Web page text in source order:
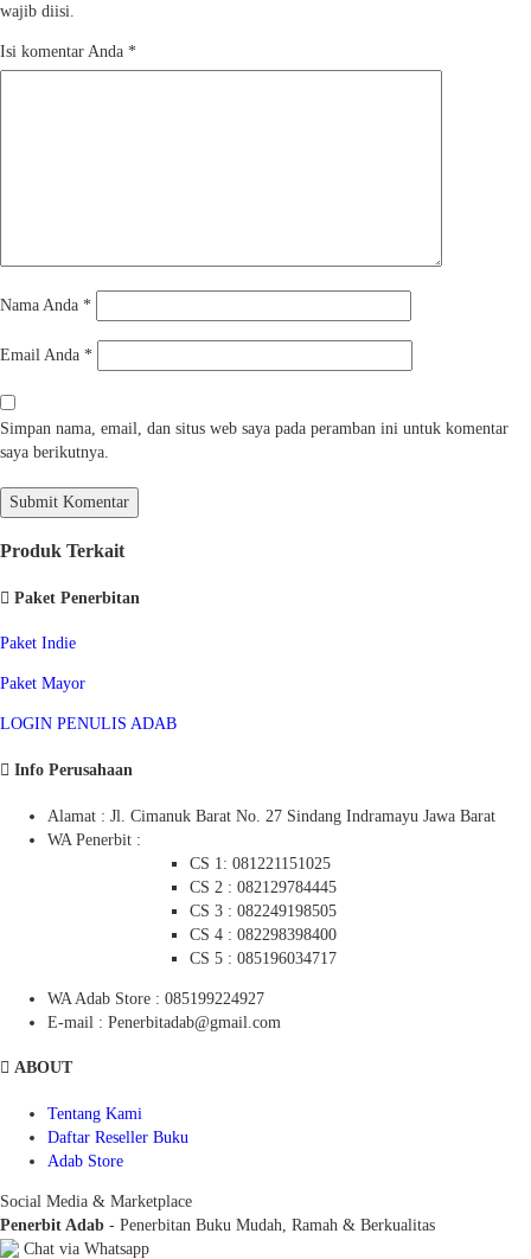
wajib diisi.
Isi komentar Anda *
Nama Anda *
Email Anda *
Simpan nama, email, dan situs web saya pada peramban ini untuk komentar
saya berikutnya.
Produk Terkait
Paket Penerbitan
Paket Indie
Paket Mayor
LOGIN PENULIS ADAB
Info Perusahaan
Alamat : Jl. Cimanuk Barat No. 27 Sindang Indramayu Jawa Barat
WA Penerbit :
CS 1: 081221151025
CS 2 : 082129784445
CS 3 : 082249198505
CS 4 : 082298398400
CS 5 : 085196034717
WA Adab Store : 085199224927
E-mail : Penerbitadab@gmail.com
ABOUT
Tentang Kami
Daftar Reseller Buku
Adab Store
Social Media & Marketplace
Penerbit Adab - Penerbitan Buku Mudah, Ramah & Berkualitas
Chat via Whatsapp